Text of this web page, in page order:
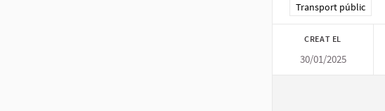
Resultats al filtrar
Transport públic
CREAT EL
30/01/2025